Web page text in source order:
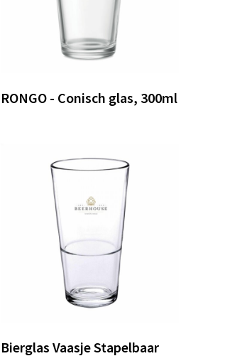
RONGO - Conisch glas, 300ml
Bierglas Vaasje Stapelbaar